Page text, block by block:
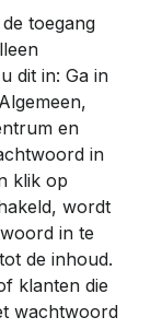
dit in: Ga in
en
in
klik op
wordt
in te
de inhoud.
klanten die
wachtwoord